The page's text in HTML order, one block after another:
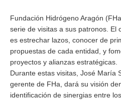
Fundación Hidrógeno Aragón
serie de visitas a sus patronos. El
es estrechar lazos, conocer de
propuestas de cada entidad, y
proyectos y alianzas estratégicas.
Durante estas visitas, José María
gerente de FHa, dará su visión
identificación de sinergias entre